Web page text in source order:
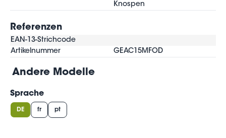
Knospen
Referenzen
EAN-13-Strichcode
Artikelnummer
GEAC15MFOD
Andere Modelle
Sprache
DE fr pt